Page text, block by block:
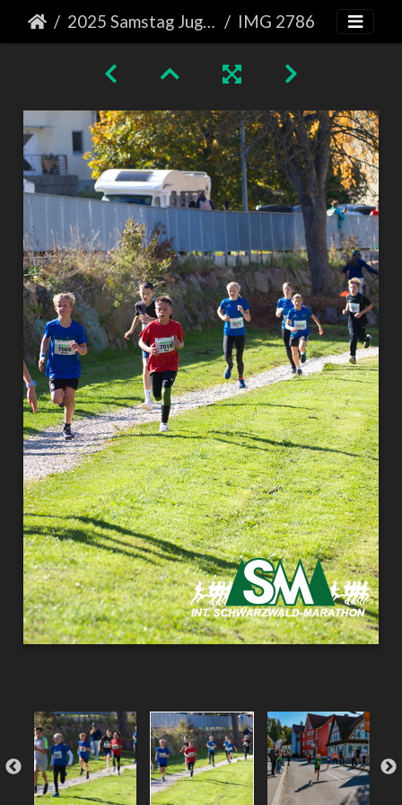
2025 Samstag Jugendlauf IMG 2786